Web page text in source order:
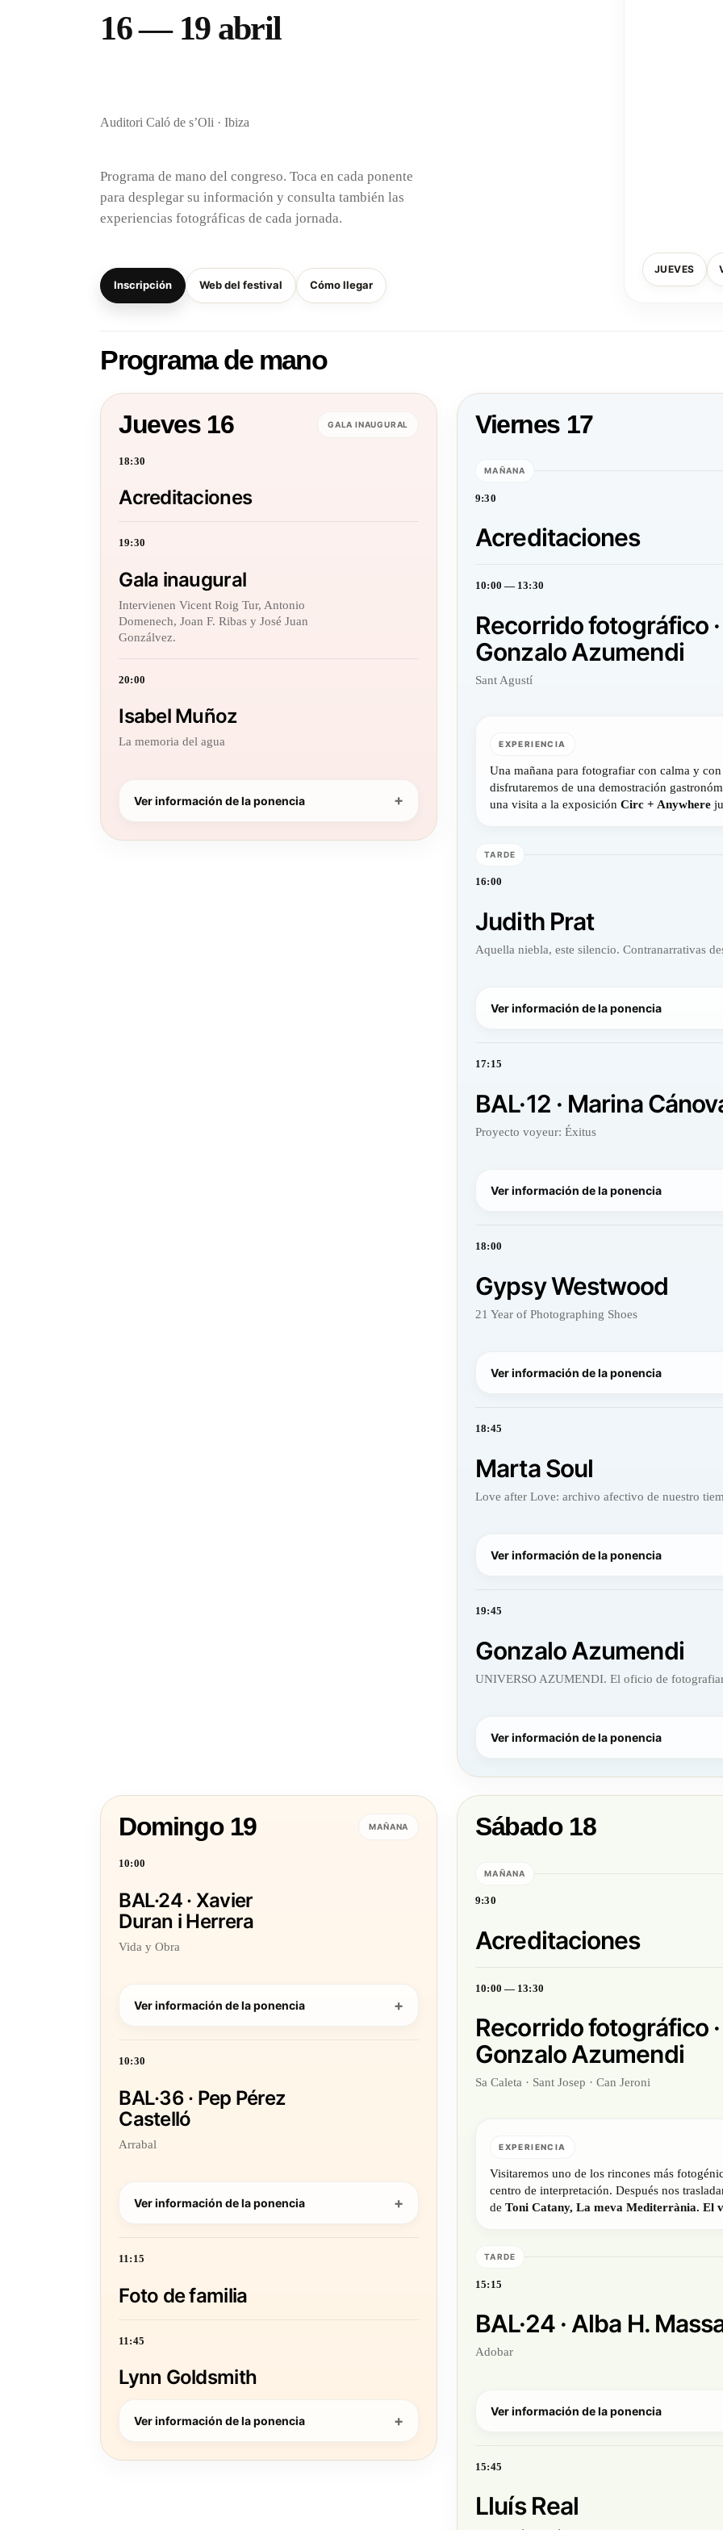
16 — 19 abril
Auditori Caló de s’Oli · Ibiza
Programa de mano del congreso. Toca en cada ponente
para desplegar su información y consulta también las
experiencias fotográficas de cada jornada.
Inscripción Web del festival Cómo llegar
JUEVES
Programa de mano
Jueves 16 GALA INAUGURAL
18:30
Acreditaciones
19:30
Gala inaugural
Intervienen Vicent Roig Tur, Antonio
Domenech, Joan F. Ribas y José Juan
Gonzálvez.
20:00
Isabel Muñoz
La memoria del agua
Ver información de la ponencia
Viernes 17
MAÑANA
9:30
Acreditaciones
10:00 — 13:30
Recorrido fotográfico ·
Gonzalo Azumendi
Sant Agustí
EXPERIENCIA
Una mañana para fotografiar con calma y
disfrutaremos de una demostración
una visita a la exposiciónCirc + Anywhere
TARDE
16:00
Judith Prat
Aquella niebla, este silencio. Contranarrativas
Ver información de la ponencia
17:15
BAL·12 · Marina
Proyecto voyeur: Éxitus
Ver información de la ponencia
18:00
Gypsy Westwood
21 Year of Photographing Shoes
Ver información de la ponencia
18:45
Marta Soul
Love after Love: archivo afectivo de nuestro
Ver información de la ponencia
19:45
Gonzalo Azumendi
UNIVERSO AZUMENDI. El oficio de
Ver información de la ponencia
Sábado 18
MAÑANA
9:30
Acreditaciones
10:00 — 13:30
Recorrido fotográfico ·
Gonzalo Azumendi
Sa Caleta · Sant Josep · Can Jeroni
EXPERIENCIA
Visitaremos uno de los rincones más
centro de interpretación. Después nos
deToni Catany, La meva Mediterrània. El
TARDE
15:15
BAL·24 · Alba H.
Adobar
Ver información de la ponencia
15:45
Lluís Real
Domingo 19 MAÑANA
10:00
BAL·24 · Xavier
Duran i Herrera
Vida y Obra
Ver información de la ponencia
10:30
BAL·36 · Pep Pérez
Castelló
Arrabal
Ver información de la ponencia
11:15
Foto de familia
11:45
Lynn Goldsmith
Ver información de la ponencia